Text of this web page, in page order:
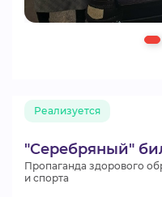
"Серебряный"
Реализуется
Пропаганда здорового
и спорта